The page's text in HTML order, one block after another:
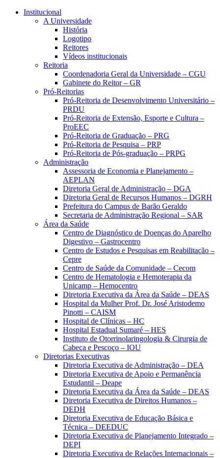
Conteúdo principal
Institucional
A Universidade
História
Logotipo
Reitores
Vídeos institucionais
Reitoria
Coordenadoria Geral da Universidade – CGU
Gabinete do Reitor – GR
Pró-Reitorias
Pró-Reitoria de Desenvolvimento Universitário –
PRDU
Pró-Reitoria de Extensão, Esporte e Cultura –
ProEEC
Pró-Reitoria de Graduação – PRG
Pró-Reitoria de Pesquisa – PRP
Pró-Reitoria de Pós-graduação – PRPG
Administração
Assessoria de Economia e Planejamento –
AEPLAN
Diretoria Geral de Administração – DGA
Diretoria Geral de Recursos Humanos – DGRH
Prefeitura do Campus de Barão Geraldo
Secretaria de Administração Regional – SAR
Área da Saúde
Centro de Diagnóstico de Doenças do Aparelho
Digestivo – Gastrocentro
Centro de Estudos e Pesquisas em Reabilitação –
Cepre
Centro de Saúde da Comunidade – Cecom
Centro de Hematologia e Hemoterapia da
Unicamp – Hemocentro
Diretoria Executiva da Área da Saúde – DEAS
Hospital da Mulher Prof. Dr. José Aristodemo
Pinotti – CAISM
Hospital de Clínicas – HC
Hospital Estadual Sumaré – HES
Instituto de Otorrinolaringologia & Cirurgia de
Cabeça e Pescoço – IOU
Diretorias Executivas
Diretoria Executiva de Administração – DEA
Diretoria Executiva de Apoio e Permanência
Estudantil – Deape
Diretoria Executiva da Área da Saúde – DEAS
Diretoria Executiva de Direitos Humanos –
DEDH
Diretoria Executiva de Educação Básica e
Técnica – DEEDUC
Diretoria Executiva de Planejamento Integrado –
DEPI
Diretoria Executiva de Relações Internacionais –